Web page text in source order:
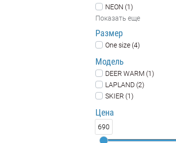
NEON (1)
Показать еще
Размер
One size (4)
Модель
DEER WARM (1)
LAPLAND (2)
SKIER (1)
Цена
690